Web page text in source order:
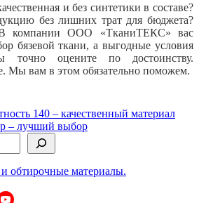
и без синтетики в составе?
без лишних трат для бюджета?
компании ООО «ТканиТЕКС» вас
бязевой ткани, а выгодные условия
точно оцените по достоинству.
Мы вам в этом обязательно поможем.
140 – качественный материал
– лучший выбор